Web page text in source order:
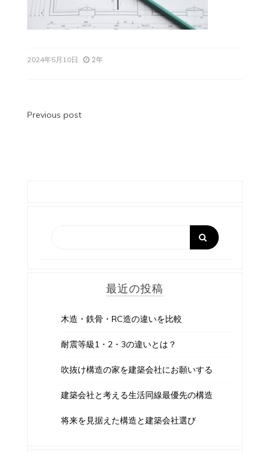
2024年5月10日 2年
投
Previous post
最近の投稿
木造・鉄骨・RC造の違いを比較
耐震等級1・2・3の違いとは？
吹抜け構造の家を建築会社にお願いする
建築会社と考える生活同線最優先の構造
将来を見据えた構造と建築会社選び